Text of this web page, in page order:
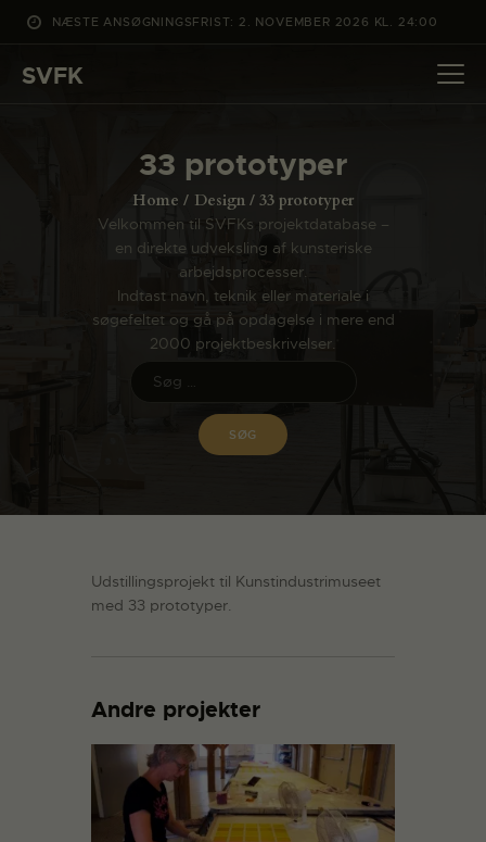
NÆSTE ANSØGNINGSFRIST: 2. NOVEMBER 2026 KL. 24:00
SVFK
33 prototyper
Home Design 33 prototyper
Velkommen til SVFKs projektdatabase –
en direkte udveksling af kunsteriske
arbejdsprocesser.
Indtast navn, teknik eller materiale i
søgefeltet og gå på opdagelse i mere end
2000 projektbeskrivelser.
DET SKER
PROJEKTER
CHANNEL
ANSØG
OM SVFK
ENGLISH
Udstillingsprojekt til Kunstindustrimuseet
med 33 prototyper.
Andre projekter